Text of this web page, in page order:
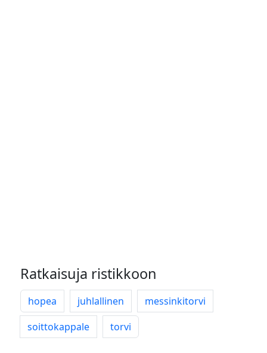
Ratkaisuja ristikkoon
hopea juhlallinen
messinkitorvi
soittokappale
torvi